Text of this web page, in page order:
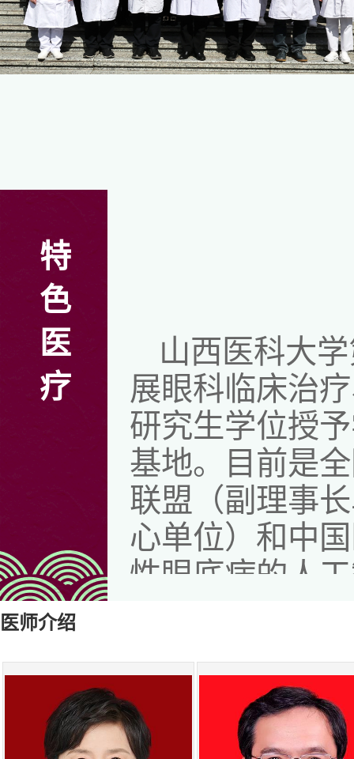
特
色
医
疗
山西医科大
展眼科临床治
研究生学位授
基地。目前是
联盟（副理事
心单位）和中
性眼底病的人
目前科室下
科室开设有白
葡萄膜炎、角
医师介绍